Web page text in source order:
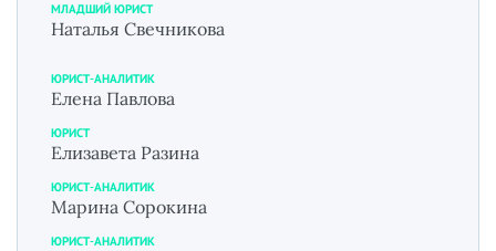
МЛАДШИЙ ЮРИСТ
Наталья Свечникова
ЮРИСТ-АНАЛИТИК
Елена Павлова
ЮРИСТ
Елизавета Разина
ЮРИСТ-АНАЛИТИК
Марина Сорокина
ЮРИСТ-АНАЛИТИК